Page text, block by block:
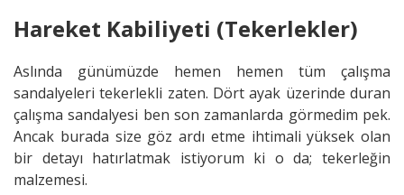
Hareket Kabiliyeti (Tekerlekler)
Aslında günümüzde hemen hemen tüm çalışma
sandalyeleri tekerlekli zaten. Dört ayak üzerinde duran
çalışma sandalyesi ben son zamanlarda görmedim pek.
Ancak burada size göz ardı etme ihtimali yüksek olan
bir detayı hatırlatmak istiyorum ki o da; tekerleğin
malzemesi.